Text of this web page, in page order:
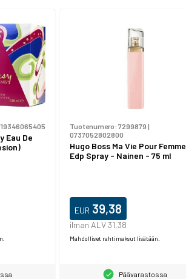
Eau De
Tuotenumero: 7299879 |
0737052802800
Hugo Boss Ma Vie Pour Femme
Edp Spray - Nainen - 75 ml
EUR 39,38
ilman ALV 31,38
Mahdolliset rahtimaksut lisätään.
Päävarastossa